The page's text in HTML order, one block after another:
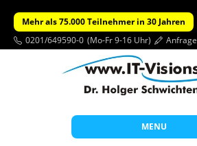
Mehr als 75.000 Teilnehmer in 30 Jahren
0201/649590-0 (Mo-Fr 9-16 Uhr) Anfrage
MENU